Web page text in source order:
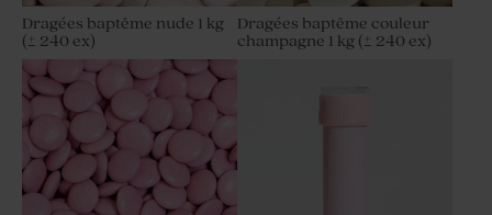
Dragées baptême nude 1 kg
(± 240 ex)
Dragées baptême couleur
champagne 1 kg (± 240 ex)